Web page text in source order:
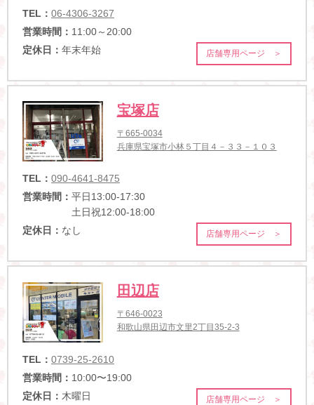
TEL： 06-4306-3267
営業時間： 11:00～20:00
定休日： 年末年始 店舗専用ページ ＞
宝塚店
〒665-0034
兵庫県宝塚市小林５丁目４－３３－１０３
TEL： 090-4641-8475
営業時間： 平日13:00-17:30
土日祝12:00-18:00
定休日： なし 店舗専用ページ ＞
田辺店
〒646-0023
和歌山県田辺市文里2丁目35-2-3
TEL： 0739-25-2610
営業時間： 10:00〜19:00
定休日： 木曜日 店舗専用ページ ＞